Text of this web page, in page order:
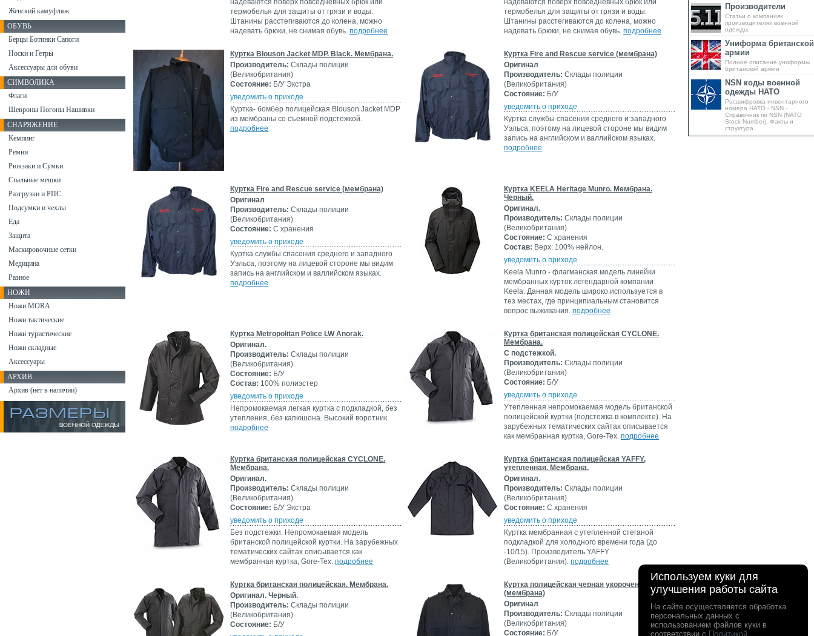
надеваются поверх повседневных брюк или
термобелья для защиты от грязи и воды.
Штанины расстегиваются до колена, можно
надевать брюки, не снимая обувь. подробнее
надеваются поверх повседневных брюк или
термобелья для защиты от грязи и воды.
Штанины расстегиваются до колена, можно
надевать брюки, не снимая обувь. подробнее
Куртка Blouson Jacket MDP. Black. Мембрана.
Производитель: Склады полиции
(Великобритания)
Состояние: Б/У Экстра
уведомить о приходе
Куртка- бомбер полицейская Blouson Jacket MDP
из мембраны со съемной подстежкой.
подробнее
Куртка Fire and Rescue service (мембрана)
Оригинал
Производитель: Склады полиции
(Великобритания)
Состояние: Б/У
уведомить о приходе
Куртка службы спасения среднего и западного
Уэльса, поэтому на лицевой стороне мы видим
запись на английском и валлийском языках.
подробнее
Куртка Fire and Rescue service (мембрана)
Оригинал
Производитель: Склады полиции
(Великобритания)
Состояние: С хранения
уведомить о приходе
Куртка службы спасения среднего и западного
Уэльса, поэтому на лицевой стороне мы видим
запись на английском и валлийском языках.
подробнее
Куртка KEELA Heritage Munro. Мембрана.
Черный.
Оригинал.
Производитель: Склады полиции
(Великобритания)
Состояние: С хранения
Состав: Верх: 100% нейлон.
уведомить о приходе
Keela Munro - флагманская модель линейки
мембранных курток легендарной компании
Keela. Данная модель широко используется в
тез местах, где принципиальным становится
вопрос выживания. подробнее
Куртка Metropolitan Police LW Anorak.
Оригинал.
Производитель: Склады полиции
(Великобритания)
Состояние: Б/У
Состав: 100% полиэстер
уведомить о приходе
Непромокаемая легкая куртка с подкладкой, без
утепления, без капюшона. Высокий воротник.
подробнее
Куртка британская полицейская CYCLONE.
Мембрана.
С подстежкой.
Производитель: Склады полиции
(Великобритания)
Состояние: Б/У
уведомить о приходе
Утепленная непромокаемая модель британской
полицейской куртки (подстежка в комплекте). На
зарубежных тематических сайтах описывается
как мембранная куртка, Gore-Tex. подробнее
Куртка британская полицейская CYCLONE.
Мембрана.
Оригинал.
Производитель: Склады полиции
(Великобритания)
Состояние: Б/У Экстра
уведомить о приходе
Без подстежки. Непромокаемая модель
британской полицейской куртки. На зарубежных
тематических сайтах описывается как
мембранная куртка, Gore-Tex. подробнее
Куртка британская полицейская YAFFY,
утепленная. Мембрана.
Оригинал.
Производитель: Склады полиции
(Великобритания)
Состояние: С хранения
уведомить о приходе
Куртка мембранная с утепленной стеганой
подкладкой для холодного времени года (до
-10/15). Производитель YAFFY
(Великобритания). подробнее
Куртка британская полицейская. Мембрана.
Оригинал. Черный.
Производитель: Склады полиции
(Великобритания)
Состояние: Б/У
Куртка полицейская черная укороченная
(мембрана)
Оригинал
Производитель: Склады полиции
(Великобритания)
Состояние: Б/У
Женский камуфляж
ОБУВЬ
Берцы Ботинки Сапоги
Носки и Гетры
Аксессуары для обуви
СИМВОЛИКА
Флаги
Шевроны Погоны Нашивки
СНАРЯЖЕНИЕ
Кемпинг
Ремни
Рюкзаки и Сумки
Спальные мешки
Разгрузки и РПС
Подсумки и чехлы
Еда
Защита
Маскировочные сетки
Медицина
Разное
НОЖИ
Ножи MORA
Ножи тактические
Ножи туристические
Ножи складные
Аксессуары
АРХИВ
Архив (нет в наличии)
Производители
Статьи о компаниях
производителях военной
одежды.
Униформа британской
армии
Полное описание униформы
британской армии
NSN коды военной
одежды НАТО
Расшифровка инвентарного
номера НАТО - NSN -
Справочник по NSN (NATO
Stock Number). Факты и
структура.
Используем куки для
улучшения работы сайта
На сайте осуществляется обработка
персональных данных с
использованием файлов куки в
соответствии с Политикой